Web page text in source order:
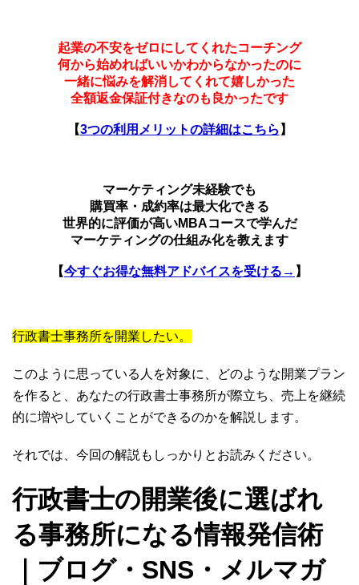
起業の不安をゼロにしてくれたコーチング
何から始めればいいかわからなかったのに
一緒に悩みを解消してくれて嬉しかった
全額返金保証付きなのも良かったです
【3つの利用メリットの詳細はこちら 】
マーケティング未経験でも
購買率・成約率は最大化できる
世界的に評価が高いMBAコースで学んだ
マーケティングの仕組み化を教えます
【今すぐお得な無料アドバイスを受ける→ 】
行政書士事務所を開業したい。
このように思っている人を対象に、どのような開業プラン
を作ると、あなたの行政書士事務所が際立ち、売上を継続
的に増やしていくことができるのかを解説します。
それでは、今回の解説もしっかりとお読みください。
行政書士の開業後に選ばれ
る事務所になる情報発信術
｜ブログ・SNS・メルマガ